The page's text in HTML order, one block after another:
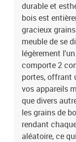
durable et
bois est
gracieux
meuble de se
légèrement
comporte 2
portes, offrant
vos appareils
que divers
les grains de
rendant
aléatoire, ce